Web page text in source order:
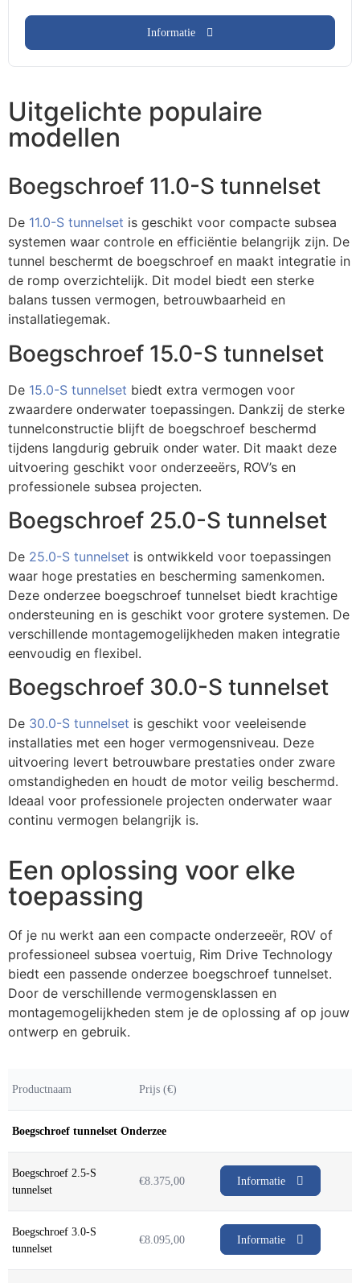
Informatie
Uitgelichte populaire
modellen
Boegschroef 11.0-S tunnelset
De 11.0-S tunnelset is geschikt voor compacte subsea
systemen waar controle en efficiëntie belangrijk zijn. De
tunnel beschermt de boegschroef en maakt integratie in
de romp overzichtelijk. Dit model biedt een sterke
balans tussen vermogen, betrouwbaarheid en
installatiegemak.
Boegschroef 15.0-S tunnelset
De 15.0-S tunnelset biedt extra vermogen voor
zwaardere onderwater toepassingen. Dankzij de sterke
tunnelconstructie blijft de boegschroef beschermd
tijdens langdurig gebruik onder water. Dit maakt deze
uitvoering geschikt voor onderzeeërs, ROV’s en
professionele subsea projecten.
Boegschroef 25.0-S tunnelset
De 25.0-S tunnelset is ontwikkeld voor toepassingen
waar hoge prestaties en bescherming samenkomen.
Deze onderzee boegschroef tunnelset biedt krachtige
ondersteuning en is geschikt voor grotere systemen. De
verschillende montagemogelijkheden maken integratie
eenvoudig en flexibel.
Boegschroef 30.0-S tunnelset
De 30.0-S tunnelset is geschikt voor veeleisende
installaties met een hoger vermogensniveau. Deze
uitvoering levert betrouwbare prestaties onder zware
omstandigheden en houdt de motor veilig beschermd.
Ideaal voor professionele projecten onderwater waar
continu vermogen belangrijk is.
Een oplossing voor elke
toepassing
Of je nu werkt aan een compacte onderzeeër, ROV of
professioneel subsea voertuig, Rim Drive Technology
biedt een passende onderzee boegschroef tunnelset.
Door de verschillende vermogensklassen en
montagemogelijkheden stem je de oplossing af op jouw
ontwerp en gebruik.
Productnaam Prijs (€)
Boegschroef tunnelset Onderzee
Boegschroef 2.5-S
tunnelset
€8.375,00 Informatie
Boegschroef 3.0-S
tunnelset
€8.095,00 Informatie